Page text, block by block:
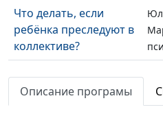
Что делать, если
ребёнка преследуют в
коллективе?
Как понять, что у
ребёнка расстройство
Описание програмы